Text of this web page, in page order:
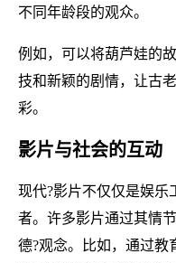
不同年龄段的观众。
例如，可以将葫芦娃的
技和新颖的剧情，让古
彩。
影片与社会的互动
现代?影片不仅仅是娱乐
者。许多影片通过其情
德?观念。比如，通过教